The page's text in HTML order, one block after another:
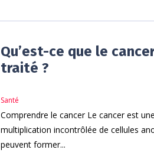
Qu’est-ce que le
traité ?
Santé
Comprendre le cancer Le cancer est
multiplication incontrôlée de cellules
peuvent former...